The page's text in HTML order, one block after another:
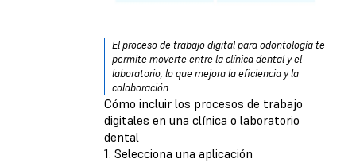
El proceso de trabajo digital para odontología te
permite moverte entre la clínica dental y el
laboratorio, lo que mejora la eficiencia y la
colaboración.
Cómo incluir los procesos de trabajo
digitales en una clínica o laboratorio
dental
1. Selecciona una aplicación